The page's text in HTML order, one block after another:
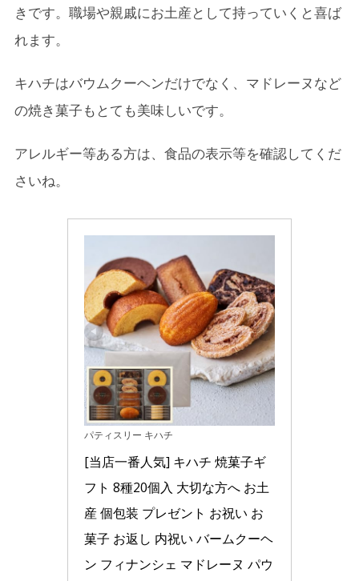
きです。職場や親戚にお土産として持っていくと喜ば
れます。
キハチはバウムクーヘンだけでなく、マドレーヌなど
の焼き菓子もとても美味しいです。
アレルギー等ある方は、食品の表示等を確認してくだ
さいね。
パティスリー キハチ
[当店一番人気] キハチ 焼菓子ギ
フト 8種20個入 大切な方へ お土
産 個包装 プレゼント お祝い お
菓子 お返し 内祝い バームクーヘ
ン フィナンシェ マドレーヌ パウ